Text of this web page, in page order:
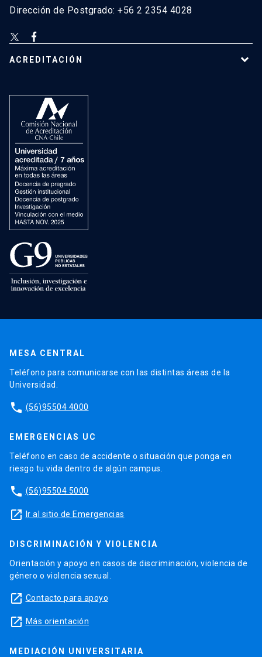
Dirección de Postgrado: +56 2 2354 4028
ACREDITACIÓN
MESA CENTRAL
Teléfono para comunicarse con las distintas áreas de la
Universidad.
phone (56)95504 4000
EMERGENCIAS UC
Teléfono en caso de accidente o situación que ponga en
riesgo tu vida dentro de algún campus.
phone (56)95504 5000
launch Ir al sitio de Emergencias
DISCRIMINACIÓN Y VIOLENCIA
Orientación y apoyo en casos de discriminación, violencia de
género o violencia sexual.
launch Contacto para apoyo
launch Más orientación
MEDIACIÓN UNIVERSITARIA